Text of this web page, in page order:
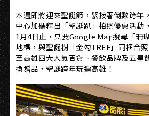
本週即將迎來聖誕節，緊接著倒數跨年
中心加碼釋出「聖誕趴」拍照優惠活動
1月4日止，只要Google Map搜尋「珊
地標，與聖誕樹「金勾TREE」同框合
至高雄四大人氣百貨、餐飲品牌及五星
換贈品，聖誕跨年玩遍高雄！